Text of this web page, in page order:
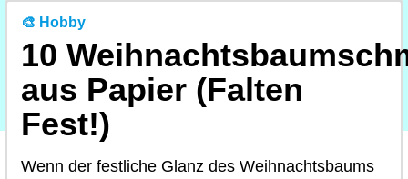
🎨 Hobby
10
aus Papier (Falten
Fest!)
Wenn der festliche Glanz des Weihnachtsbaums